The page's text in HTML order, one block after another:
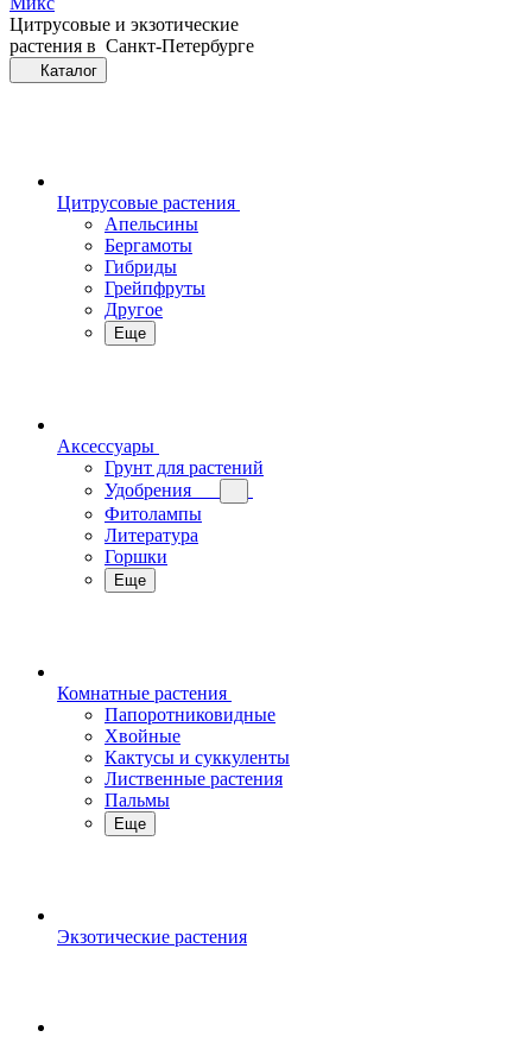
Цитрусовые и экзотические
растения в Санкт-Петербурге
Каталог
Цитрусовые растения
Апельсины
Бергамоты
Гибриды
Грейпфруты
Другое
Еще
Аксессуары
Грунт для растений
Удобрения
Фитолампы
Литература
Горшки
Еще
Комнатные растения
Папоротниковидные
Хвойные
Кактусы и суккуленты
Лиственные растения
Пальмы
Еще
Экзотические растения